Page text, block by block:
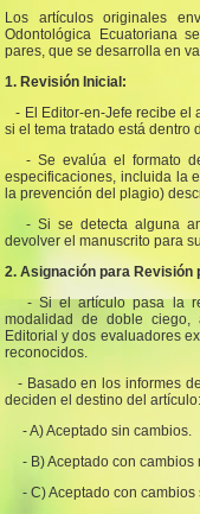
Los artículos originales
Odontológica Ecuatoriana
pares, que se desarrolla en
1. Revisión Inicial:
- El Editor-en-Jefe recibe el
si el tema tratado está dentro
- Se evalúa el formato
especificaciones, incluida la
la prevención del plagio)
- Si se detecta alguna
devolver el manuscrito para
2. Asignación para Revisión
- Si el artículo pasa la
modalidad de doble ciego,
Editorial y dos evaluadores
reconocidos.
- Basado en los informes
deciden el destino del artículo:
- A) Aceptado sin cambios.
- B) Aceptado con cambios
- C) Aceptado con